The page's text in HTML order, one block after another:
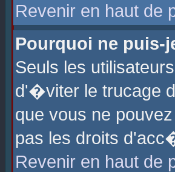
Revenir en haut de
Pourquoi ne puis-
Seuls les
d'�viter le trucage
que vous ne
pas les droits
Revenir en haut de